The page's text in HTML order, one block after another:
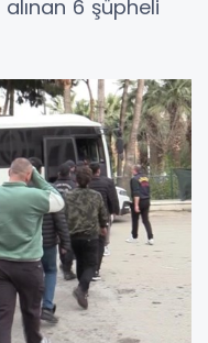
6 şüpheli